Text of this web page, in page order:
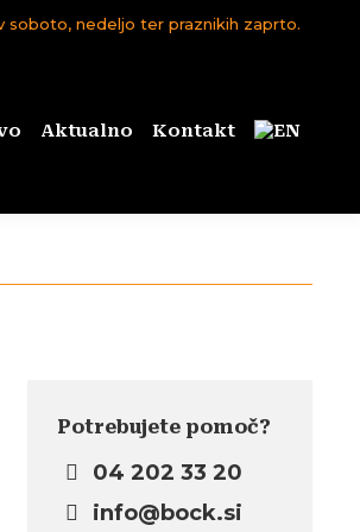
soboto, nedeljo ter praznikih zaprto.
Aktualno Kontakt
Potrebujete pomoč?
04 202 33 20
info@bock.si